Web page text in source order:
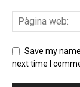
Save my
next time I